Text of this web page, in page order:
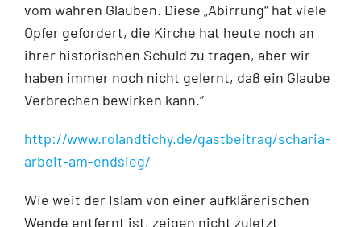
vom wahren Glauben. Diese „Abirrung“ hat viele
Opfer gefordert, die Kirche hat heute noch an
ihrer historischen Schuld zu tragen, aber wir
haben immer noch nicht gelernt, daß ein Glaube
Verbrechen bewirken kann.“
http://www.rolandtichy.de/gastbeitrag/scharia-
arbeit-am-endsieg/
Wie weit der Islam von einer aufklärerischen
Wende entfernt ist, zeigen nicht zuletzt